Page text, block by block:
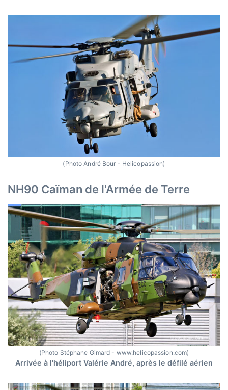
(Photo André Bour - Helicopassion)
NH90 Caïman de l'Armée de Terre
(Photo Stéphane Gimard - www.helicopassion.com)
Arrivée à l'héliport Valérie André, après le défilé aérien